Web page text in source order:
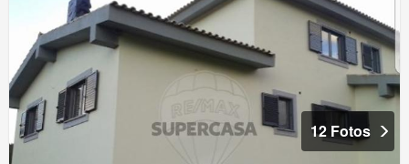
12 Fotos